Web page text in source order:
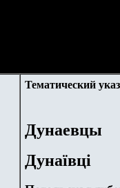
Тематический
Дунаевцы
Дунаївці